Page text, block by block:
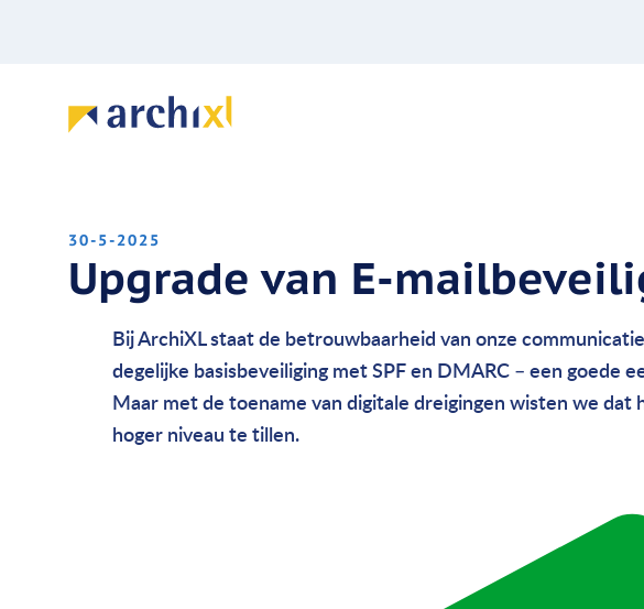
30-5-2025
Upgrade van E-
Bij ArchiXL staat de betrouwbaarheid van onze
degelijke basisbeveiliging metSPFen DMARC – een goede
Maar met de toename van digitale dreigingen wisten we dat
hoger niveau te tillen.